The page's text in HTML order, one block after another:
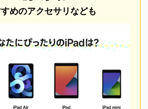
町にしては見所が
ある町でした。
詳細&利用に ...
ます。 詳細&利用につい
めのアクセサリなども